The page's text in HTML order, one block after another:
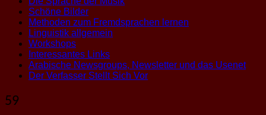
Schöne Bilder
Methoden zum Fremdsprachen lernen
Linguistik allgemein
Workshops
Interessantes Links
Arabische Newsgroups, Newsletter und das Usenet
Der Verfasser Stellt Sich Vor
59